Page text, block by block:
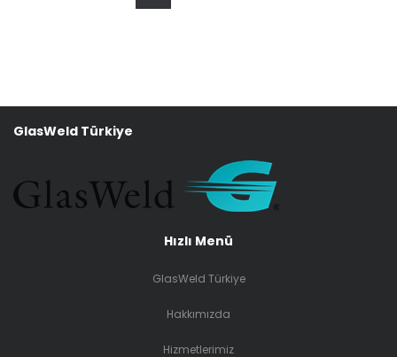
GlasWeld Türkiye
Hızlı Menü
GlasWeld Türkiye
Hakkımızda
Hizmetlerimiz